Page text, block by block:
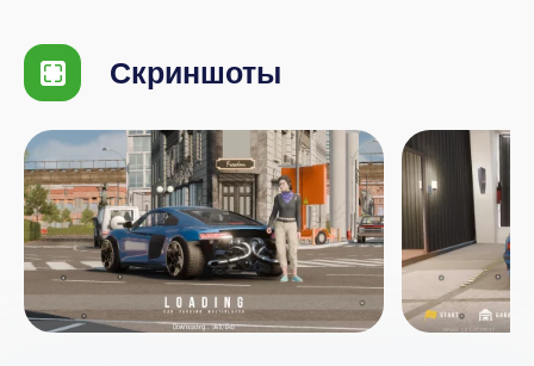
Скриншоты